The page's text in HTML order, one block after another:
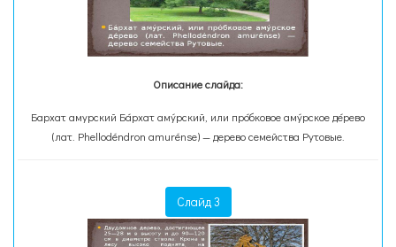
Описание слайда:
Бархат амурский Ба́рхат аму́рский, или про́бковое аму́рское де́рево
(лат. Phellodéndron amurénse) — дерево семейства Рутовые.
Слайд 3